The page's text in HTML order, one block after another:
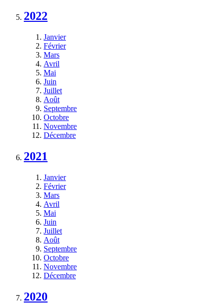
2022
Janvier
Février
Mars
Avril
Mai
Juin
Juillet
Août
Septembre
Octobre
Novembre
Décembre
2021
Janvier
Février
Mars
Avril
Mai
Juin
Juillet
Août
Septembre
Octobre
Novembre
Décembre
2020